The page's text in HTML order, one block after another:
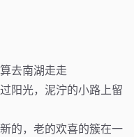
去南湖走走
阳光，泥泞的小路上留
的，老的欢喜的簇在一